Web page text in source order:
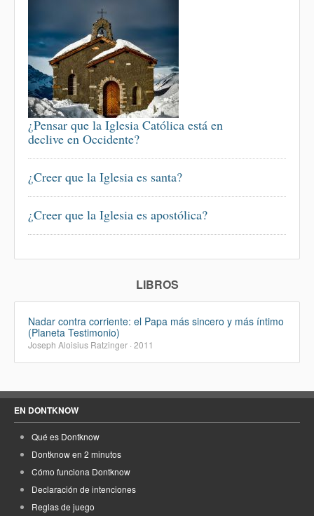
¿Pensar que la Iglesia Católica está en
declive en Occidente?
¿Creer que la Iglesia es santa?
¿Creer que la Iglesia es apostólica?
LIBROS
Nadar contra corriente: el Papa más sincero y más íntimo
(Planeta Testimonio)
Joseph Aloisius Ratzinger · 2011
EN DONTKNOW
Qué es Dontknow
Dontknow en 2 minutos
Cómo funciona Dontknow
Declaración de intenciones
Reglas de juego